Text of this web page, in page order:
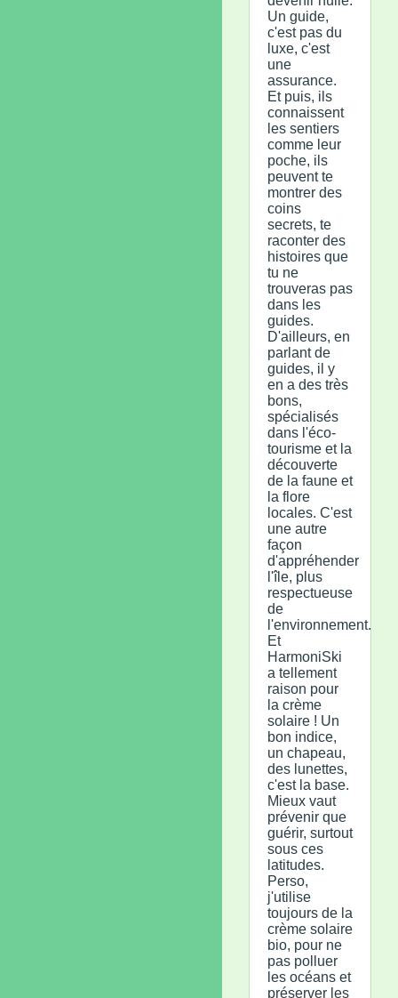
Un guide,
c'est pas du
luxe, c'est
une
assurance.
Et puis, ils
connaissent
les sentiers
comme leur
poche, ils
peuvent te
montrer des
coins
secrets, te
raconter des
histoires que
tu ne
trouveras pas
dans les
guides.
D'ailleurs, en
parlant de
guides, il y
en a des très
bons,
spécialisés
dans l'éco-
tourisme et la
découverte
de la faune et
la flore
locales. C'est
une autre
façon
d'appréhender
l'île, plus
respectueuse
de
l'environnement.
Et
HarmoniSki
a tellement
raison pour
la crème
solaire ! Un
bon indice,
un chapeau,
des lunettes,
c'est la base.
Mieux vaut
prévenir que
guérir, surtout
sous ces
latitudes.
Perso,
j'utilise
toujours de la
crème solaire
bio, pour ne
pas polluer
les océans et
préserver les